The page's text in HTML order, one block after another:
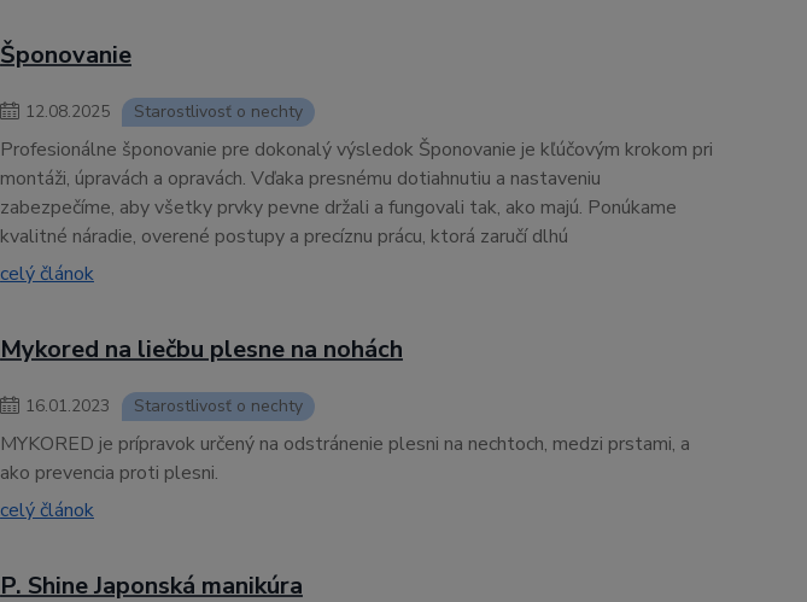
Šponovanie
12.08.2025 Starostlivosť o nechty
Profesionálne šponovanie pre dokonalý výsledok Šponovanie je kľúčovým krokom pri
montáži, úpravách a opravách. Vďaka presnému dotiahnutiu a nastaveniu
zabezpečíme, aby všetky prvky pevne držali a fungovali tak, ako majú. Ponúkame
kvalitné náradie, overené postupy a precíznu prácu, ktorá zaručí dlhú
celý článok
Mykored na liečbu plesne na nohách
16.01.2023 Starostlivosť o nechty
MYKORED je prípravok určený na odstránenie plesni na nechtoch, medzi prstami, a
ako prevencia proti plesni.
celý článok
P. Shine Japonská manikúra